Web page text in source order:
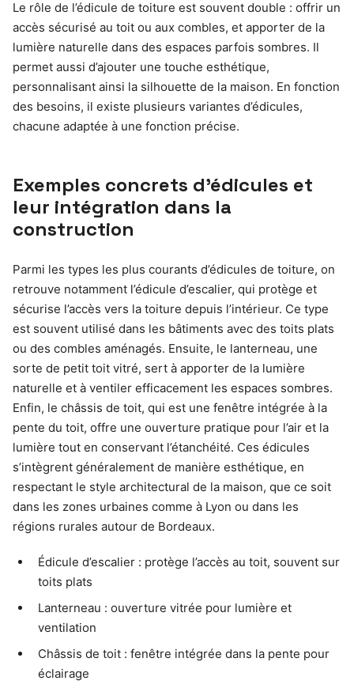
Le rôle de l’édicule de toiture est souvent double : offrir un
accès sécurisé au toit ou aux combles, et apporter de la
lumière naturelle dans des espaces parfois sombres. Il
permet aussi d’ajouter une touche esthétique,
personnalisant ainsi la silhouette de la maison. En fonction
des besoins, il existe plusieurs variantes d’édicules,
chacune adaptée à une fonction précise.
Exemples concrets d’édicules et
leur intégration dans la
construction
Parmi les types les plus courants d’édicules de toiture, on
retrouve notamment l’édicule d’escalier, qui protège et
sécurise l’accès vers la toiture depuis l’intérieur. Ce type
est souvent utilisé dans les bâtiments avec des toits plats
ou des combles aménagés. Ensuite, le lanterneau, une
sorte de petit toit vitré, sert à apporter de la lumière
naturelle et à ventiler efficacement les espaces sombres.
Enfin, le châssis de toit, qui est une fenêtre intégrée à la
pente du toit, offre une ouverture pratique pour l’air et la
lumière tout en conservant l’étanchéité. Ces édicules
s’intègrent généralement de manière esthétique, en
respectant le style architectural de la maison, que ce soit
dans les zones urbaines comme à Lyon ou dans les
régions rurales autour de Bordeaux.
Édicule d’escalier : protège l’accès au toit, souvent sur
toits plats
Lanterneau : ouverture vitrée pour lumière et
ventilation
Châssis de toit : fenêtre intégrée dans la pente pour
éclairage